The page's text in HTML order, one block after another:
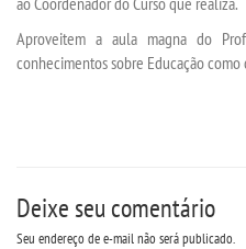
LOGIN
Aproveitem a aula magna do
conhecimentos sobre Educação
Deixe seu comentário
Seu endereço de e-mail não será publicado.